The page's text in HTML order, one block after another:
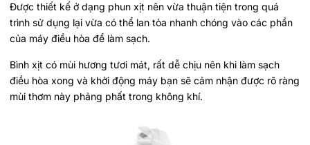
Được thiết kế ở dạng phun xịt nên vừa thuận tiện trong quá
trình sử dụng lại vừa có thể lan tỏa nhanh chóng vào các phần
của máy điều hòa để làm sạch.
Bình xịt có mùi hương tươi mát, rất dễ chịu nên khi làm sạch
điều hòa xong và khởi động máy bạn sẽ cảm nhận được rõ ràng
mùi thơm này phảng phất trong không khí.